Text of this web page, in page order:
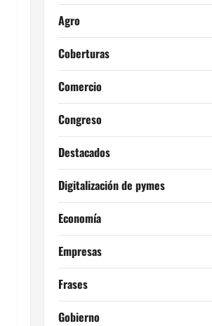
Agro
Coberturas
Comercio
Congreso
Destacados
Digitalización de pymes
Economía
Empresas
Frases
Gobierno